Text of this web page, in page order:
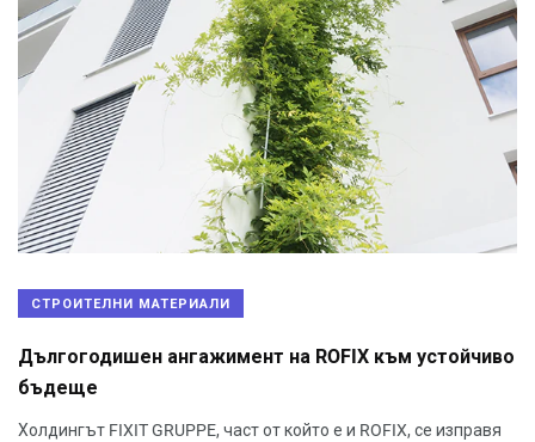
СТРОИТЕЛНИ МАТЕРИАЛИ
Дългогодишен ангажимент на ROFIX към устойчиво
бъдеще
Холдингът FIXIT GRUPPE, част от който е и ROFIX, се изправя